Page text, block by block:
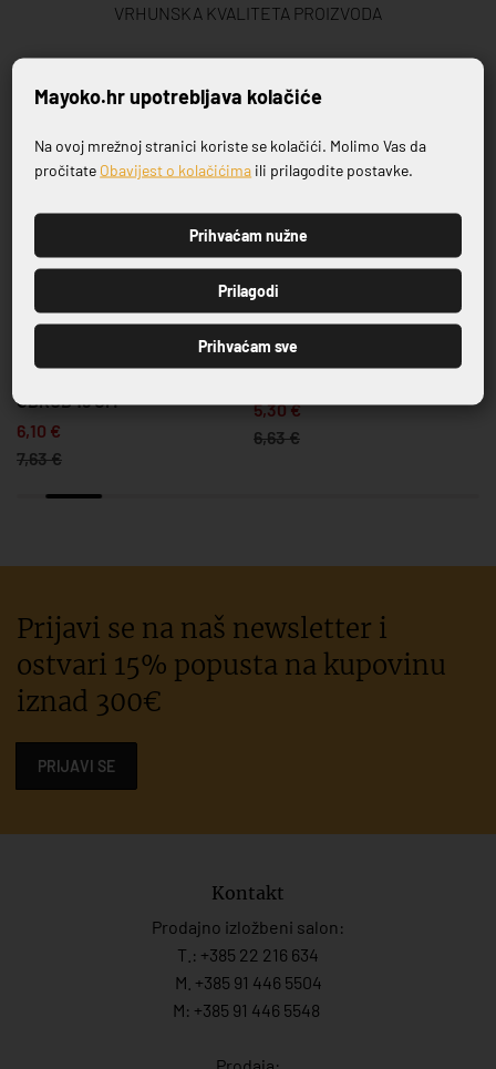
VRHUNSKA KVALITETA PROIZVODA
Povezani proizvodi
SERIJA CASA BLUE
OBRUB 19 CM
6,10 €
7,63 €
-20%
SERIJA SALDA
5,30 €
6,63 €
Prijavi se na naš newsletter i
ostvari 15% popusta na kupovinu
iznad 300€
PRIJAVI SE
Kontakt
Prodajno izložbeni salon:
T.: +385 22 216 634
M. +385 91 446 5504
M: +385 91 446 5548
Prijavite se na naš newsletter
PRIJAVI SE
Mayoko.hr upotrebljava kolačiće
Na ovoj mrežnoj stranici koriste se kolačići. Molimo Vas da
pročitate Obavijest o kolačićima ili prilagodite postavke.
Prihvaćam nužne
Prilagodi
Prihvaćam sve